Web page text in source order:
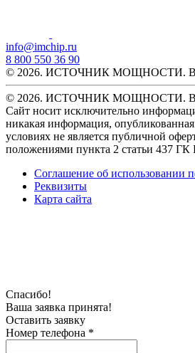
info@imchip.ru
8 800 550 36 90
© 2026. ИСТОЧНИК МОЩНОСТИ.
© 2026. ИСТОЧНИК МОЩНОСТИ.
Сайт носит исключительно
никакая информация,
условиях не является публичной
положениями пункта 2 статьи 437 ГК
Соглашение об использовании
Реквизиты
Карта сайта
Спасибо!
Ваша заявка принята!
Оставить заявку
Номер телефона *